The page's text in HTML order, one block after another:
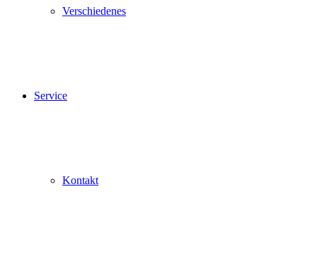
Verschiedenes
Service
Kontakt